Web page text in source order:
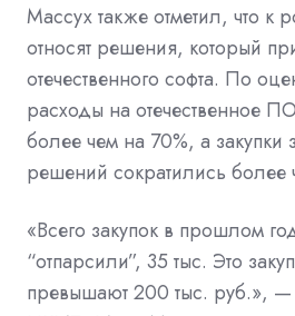
Массух также отметил, что к
относят решения, который
отечественного софта. По
расходы на отечественное
более чем на 70%, а закупки
решений сократились более
«Всего закупок в прошлом
“отпарсили”, 35 тыс. Это
превышают 200 тыс. руб.», —